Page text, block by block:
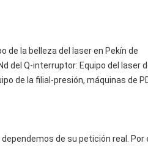
de la belleza del laser en Pekín de
del Q-interruptor: Equipo del laser
de la filial-presión, máquinas
de su petición real. Por